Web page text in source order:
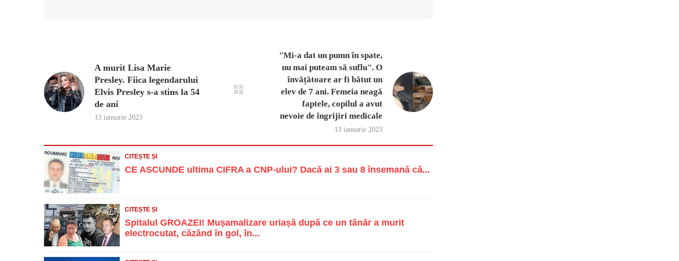
A murit Lisa Marie
Presley. Fiica legendarului
Elvis Presley s-a stins la 54
de ani
13 ianuarie 2023
"Mi-a dat un pumn în spate,
nu mai puteam să suflu". O
învățătoare ar fi bătut un
elev de 7 ani. Femeia neagă
faptele, copilul a avut
nevoie de îngrijiri medicale
13 ianuarie 2023
CITEȘTE ȘI
CE ASCUNDE ultima CIFRA a CNP-ului? Dacă ai 3 sau 8 însemană că...
CITEȘTE ȘI
Spitalul GROAZEI! Mușamalizare uriașă după ce un tânăr a murit
electrocutat, căzând în gol, în...